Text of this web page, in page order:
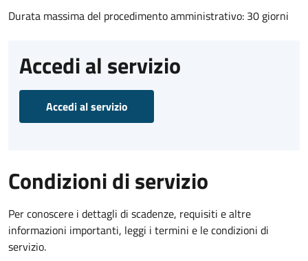
Durata massima del procedimento amministrativo: 30 giorni
Accedi al servizio
Accedi al servizio
Condizioni di servizio
Per conoscere i dettagli di scadenze, requisiti e altre
informazioni importanti, leggi i termini e le condizioni di
servizio.